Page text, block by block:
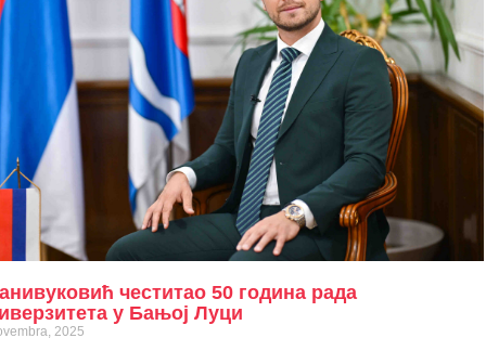
честитао 50 година рада
у Бањој Луци
2025